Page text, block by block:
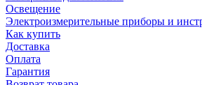
Освещение
Электроизмерительные приборы и
Как купить
Доставка
Оплата
Гарантия